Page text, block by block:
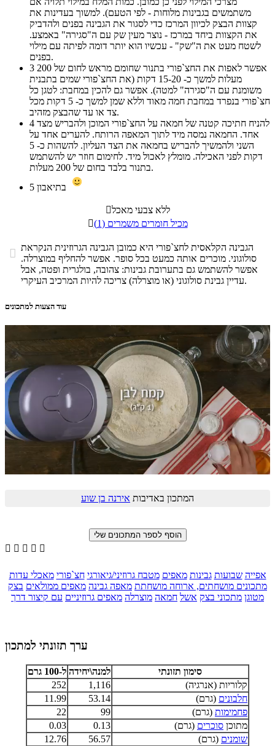
משתמשים בגבינות מלוחות - לפי הטעם). למשוך בעדינות את
קצוות הבצק לכיוון המרכז כדי לסגור את הגבינה בפנים ולהדביק
את הקצוות ביחד במרכז - נוצר מעין שק עם ה"סגירה" באמצע.
לשטח מעט את ה"שק" - עכשיו הוא יותר דומה לפיתה עם מילוי
בפנים.
3
מעלות למשך כ- 15-20 דקות (את החצ`פורי שמים בתבנית
משומנת עם ה"סגירה" למטה). אפשר גם להכין במחבת: לטגן כל
חצ`פורי בנפרד במחבת חמה מאוד וללא שמן למשך כ- 5 דקות מכל
צד או עד שהבצק מזהיב.
4
אחד. החמאה נמסה מיד לתוך המאפה הרותח. להערים אחד על
השני ולהמשיך להבריש בחמאה את הצד העליון. להשהות כ- 5
דקות לפני האכילה. מומלץ לאכול מיד. לחימום חוזר יש להשתמש
בתנור בלבד בחום של 200 מעלות.
5
ללא צבעי מאכל

מכיל חומרים משמרים (1)
 הגבינה הקלאסית לחצ`פורי היא כמובן הגבינה הגרוזינית הנקראת
סולוגוני. מוכרים אותה כמעט בכל סופר. אפשר להחליף במוצרלה.
אפשר להשתמש גם בתערובת גבינות: צהובה, בולגרית ופטה, אבל
עדיין גבינת סולוגוני (או מוצרלה) צריכה להיות המרכיב העיקרי.
עוד הצעות למתכונים
המתכון באדיבות אירנה בן שוע
    
אפייה שבועות גבינות מאפים מטבח גרוזיני/גיאורגי חצ`פורי מאכלי עדות
מתכונים מושחתים, ארוחה מושחתת מאפה גבינה מאפים ממולאים בצק
מטוגן מתכוני בצק אשל חמאה מוצרלה מאפים גרוזיניים עם קיצור דרך
ערך תזונתי למתכון
סימון תזונתי למנה\יחידה ל-100 גרם
קלוריות (אנרגיה)
1,116
252
חלבונים (גרם) 53.14
11.99
פחמימות (גרם) 99
22
מתוכן סוכרים (גרם) 0.13
0.03
שומנים (גרם) 56.57
12.76